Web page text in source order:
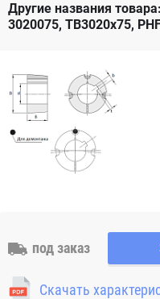
Другие названия
3020075, TB3020x75,
под заказ
Скачать